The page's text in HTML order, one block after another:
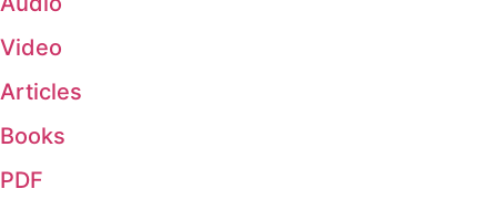
Video
Articles
Books
PDF